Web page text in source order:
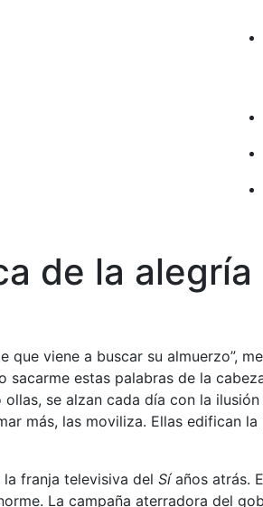
de la alegría
que viene a buscar su almuerzo”,
sacarme estas palabras de la
se alzan cada día con la
más, las moviliza. Ellas edifican la
la franja televisiva del Síaños atrás.
La campaña aterradora del